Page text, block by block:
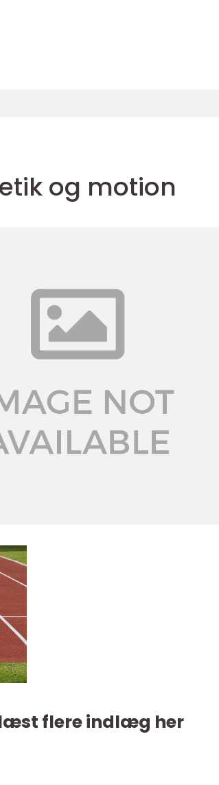
og motion
flere indlæg her